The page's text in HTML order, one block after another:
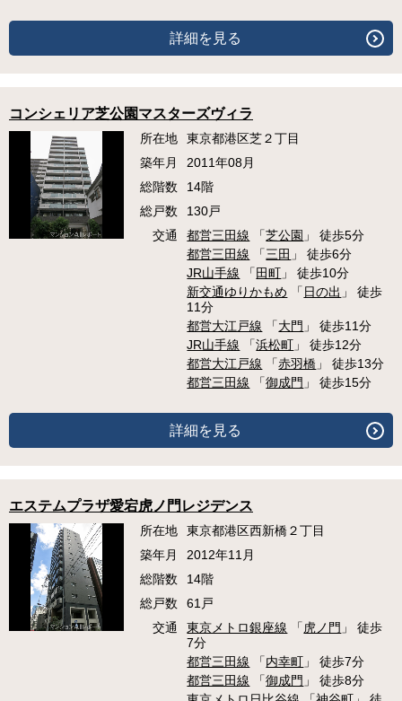
詳細を見る
コンシェリア芝公園マスターズヴィラ
所在地
東京都港区芝２丁目
築年月
2011年08月
総階数
14階
総戸数
130戸
交通
都営三田線 「芝公園 」 徒歩5分
都営三田線 「三田 」 徒歩6分
JR山手線 「 田町 」 徒歩10分
新交通ゆりかもめ 「 日の出 」 徒歩
11分
都営大江戸線 「大門 」 徒歩11分
JR山手線 「浜松町 」 徒歩12分
都営大江戸線 「赤羽橋 」 徒歩13分
都営三田線 「御成門 」 徒歩15分
詳細を見る
エステムプラザ愛宕虎ノ門レジデンス
所在地
東京都港区西新橋２丁目
築年月
2012年11月
総階数
14階
総戸数
61戸
交通
東京メトロ銀座線 「 虎ノ門 」 徒歩
7分
都営三田線 「内幸町 」 徒歩7分
都営三田線 「御成門 」 徒歩8分